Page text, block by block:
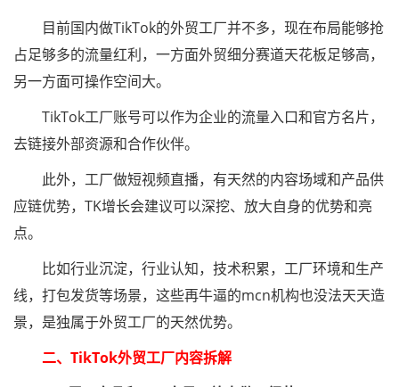
目前国内做TikTok的外贸工厂并不多，现在布局能够抢
占足够多的流量红利，一方面外贸细分赛道天花板足够高，
另一方面可操作空间大。
TikTok工厂账号可以作为企业的流量入口和官方名片，
去链接外部资源和合作伙伴。
此外，工厂做短视频直播，有天然的内容场域和产品供
应链优势，TK增长会建议可以深挖、放大自身的优势和亮
点。
比如行业沉淀，行业认知，技术积累，工厂环境和生产
线，打包发货等场景，这些再牛逼的mcn机构也没法天天造
景，是独属于外贸工厂的天然优势。
二、TikTok外贸工厂内容拆解